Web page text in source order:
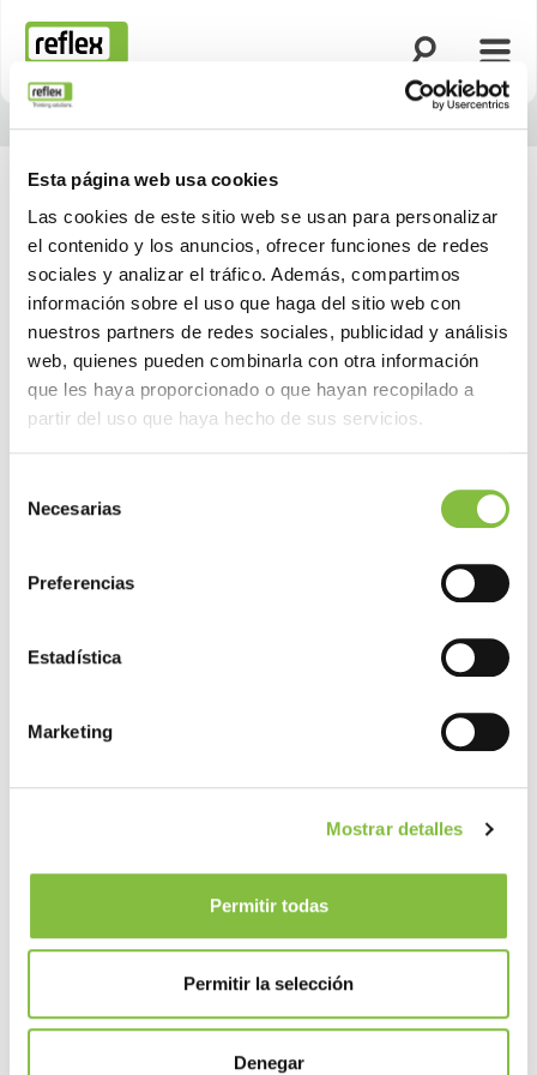
Esta página web usa cookies
Las cookies de este sitio web se usan para personalizar
el contenido y los anuncios, ofrecer funciones de redes
sociales y analizar el tráfico. Además, compartimos
información sobre el uso que haga del sitio web con
nuestros partners de redes sociales, publicidad y análisis
web, quienes pueden combinarla con otra información
que les haya proporcionado o que hayan recopilado a
partir del uso que haya hecho de sus servicios.
Necesarias
Preferencias
Estadística
Marketing
Mostrar detalles
Permitir todas
Permitir la selección
Denegar
Página de inicio
Abrir Abrir
Nuestras citas y eventos
actuales